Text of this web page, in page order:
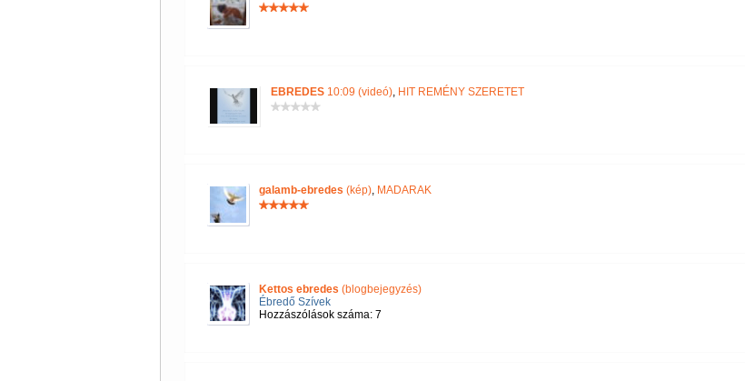
EBREDES10:09 (videó), HIT REMÉNY SZERETET
galamb-ebredes (kép), MADARAK
Kettos ebredes (blogbejegyzés)
Ébredő Szívek
Hozzászólások száma: 7